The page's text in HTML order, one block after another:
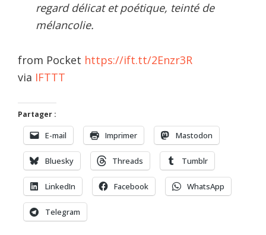
regard délicat et poétique, teinté de
mélancolie.
from Pocket https://ift.tt/2Enzr3R
via IFTTT
Partager :
E-mail Imprimer Mastodon
Bluesky Threads Tumblr
LinkedIn Facebook WhatsApp
Telegram